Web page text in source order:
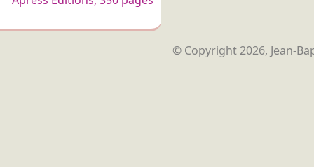
© Copyright 2026, Jean-